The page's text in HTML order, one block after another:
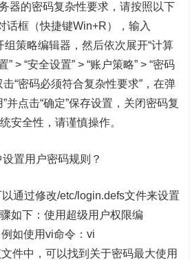
器的密码复杂性要求，请按照以下
话框（快捷键Win+R），输入
组策略编辑器，然后依次展开“计算
” > “安全设置” > “账户策略” > “密码
“密码必须符合复杂性要求”，在弹
并点击“确定”保存设置，关闭密码复
安全性，请谨慎操作。
置用户密码规则？
通过修改/etc/login.defs文件来设置
如下：使用超级用户权限编
如使用vi命令：vi
件中，可以找到关于密码最大使用